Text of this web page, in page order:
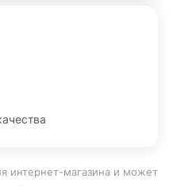
интернет-магазина и может